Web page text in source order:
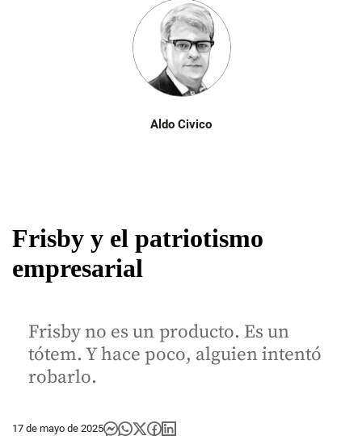
Aldo Civico
Frisby y el patriotismo
empresarial
Frisby no es un producto. Es un
tótem. Y hace poco, alguien intentó
robarlo.
17 de mayo de 2025